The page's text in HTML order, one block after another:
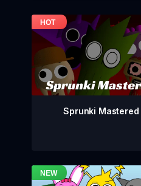
Sprunki Mastered